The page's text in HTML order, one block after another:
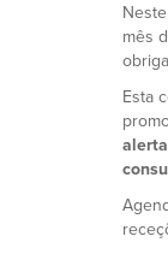
mês
Esta